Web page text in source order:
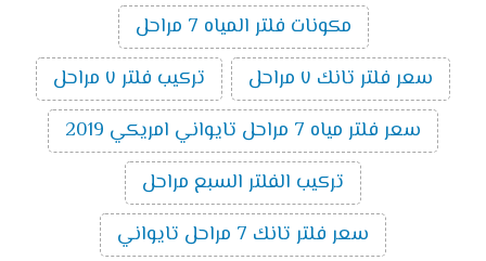
مكونات فلتر المياه 7 مراحل
سعر فلتر تانك ٧ مراحل
تركيب فلتر ٧ مراحل
سعر فلتر مياه 7 مراحل تايواني امريكي 2019
تركيب الفلتر السبع مراحل
سعر فلتر تانك 7 مراحل تايواني